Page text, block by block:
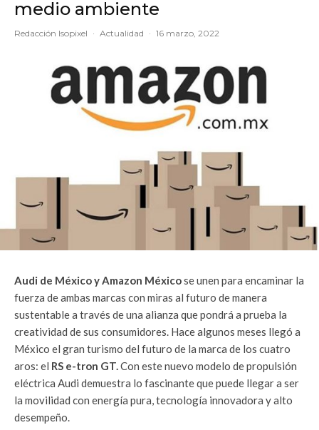
medio ambiente
Redacción Isopixel · Actualidad · 16 marzo, 2022
Audi de México y Amazon Méxicose unen para encaminar la
fuerza de ambas marcas con miras al futuro de manera
sustentable a través de una alianza que pondrá a prueba la
creatividad de sus consumidores. Hace algunos meses llegó a
México el gran turismo del futuro de la marca de los cuatro
aros: el RS e-tron GT.Con este nuevo modelo de propulsión
eléctrica Audi demuestra lo fascinante que puede llegar a ser
la movilidad con energía pura, tecnología innovadora y alto
desempeño.